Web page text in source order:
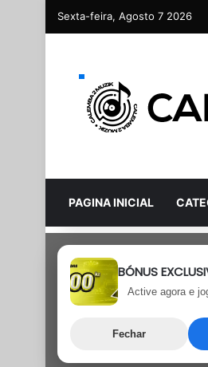
Sexta-feira, Agosto 7 2026
PAGINA INICIAL
BÓNUS
Active agora e
Fechar
Kizomba Músicas
Tamyris
(Feat.